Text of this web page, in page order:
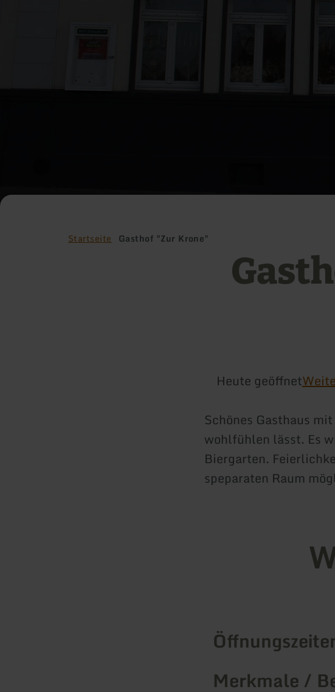
Startseite Gasthof "Zur Krone"
Heute geöffnet
Schönes Gasthaus
wohlfühlen lässt. Es
Biergarten.
speparaten Raum
Merkmale /